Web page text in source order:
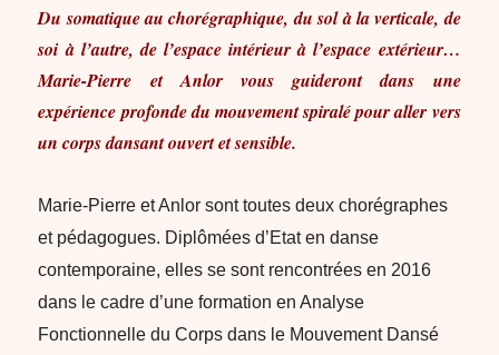
Du somatique au chorégraphique, du sol à la verticale, de
soi à l’autre, de l’espace intérieur à l’espace extérieur…
Marie-Pierre et Anlor vous guideront dans une
expérience profonde du mouvement spiralé pour aller vers
un corps dansant ouvert et sensible.
Marie-Pierre et Anlor sont toutes deux chorégraphes
et pédagogues. Diplômées d’Etat en danse
contemporaine, elles se sont rencontrées en 2016
dans le cadre d’une formation en Analyse
Fonctionnelle du Corps dans le Mouvement Dansé